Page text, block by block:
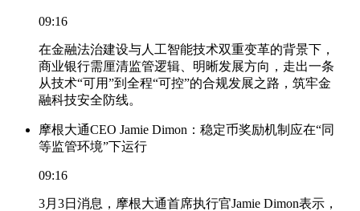
09:16
在金融法治建设与人工智能技术双重变革的背景下，
商业银行需厘清监管逻辑、明晰发展方向，走出一条
从技术“可用”到全程“可控”的合规发展之路，筑牢金
融科技安全防线。
摩根大通CEO Jamie Dimon：稳定币奖励机制应在“同
等监管环境”下运行
09:16
3月3日消息，摩根大通首席执行官Jamie Dimon表示，